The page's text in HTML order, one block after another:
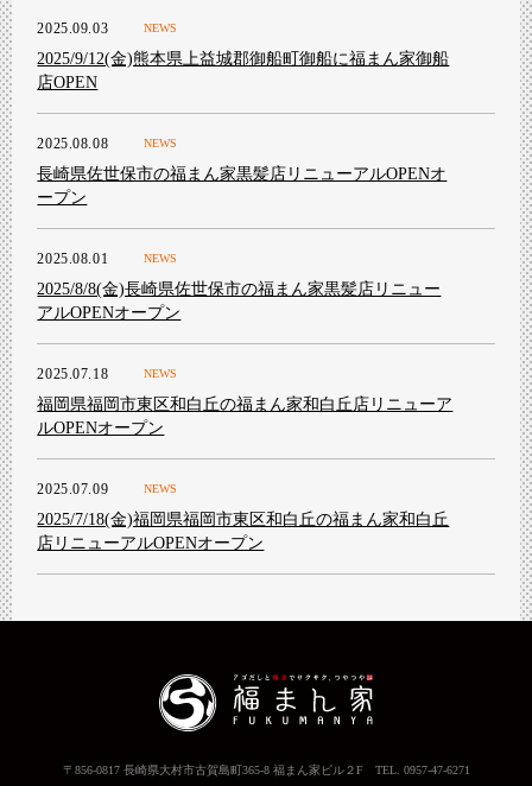
2025.09.03 NEWS
2025/9/12(金)熊本県上益城郡御船町御船に福まん家御船
店OPEN
2025.08.08 NEWS
長崎県佐世保市の福まん家黒髪店リニューアルOPENオ
ープン
2025.08.01 NEWS
2025/8/8(金)長崎県佐世保市の福まん家黒髪店リニュー
アルOPENオープン
2025.07.18 NEWS
福岡県福岡市東区和白丘の福まん家和白丘店リニューア
ルOPENオープン
2025.07.09 NEWS
2025/7/18(金)福岡県福岡市東区和白丘の福まん家和白丘
店リニューアルOPENオープン
〒856-0817 長崎県大村市古賀島町365-8 福まん家ビル２F TEL. 0957-47-6271